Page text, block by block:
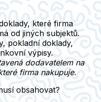
které firma
od jiných subjektů.
pokladní doklady,
výpisy.
dodavatelem na
firma nakupuje.
obsahovat?